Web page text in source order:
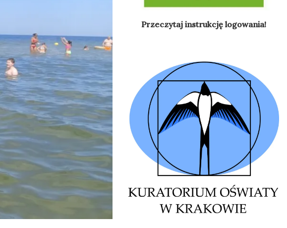
Przeczytaj instrukcję logowania!